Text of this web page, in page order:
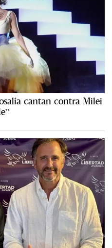
cantan contra Milei